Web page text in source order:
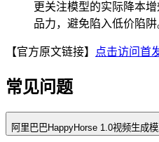
更关注模型的实际降本
品力，避免陷入低价陷阱
【官方原文链接】 点击访问首
常见问题
阿里巴巴HappyHorse 1.0视频生成